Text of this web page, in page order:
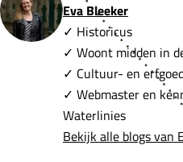
Eva Bleeker
✓ Historicus
✓ Woont midden in
✓ Cultuur- en
✓ Webmaster en
Waterlinies
Bekijk alle blogs van